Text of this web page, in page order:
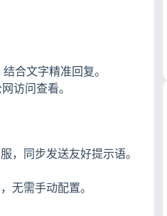
合文字精准回复。
访问查看。
，同步发送友好提示语。
无需手动配置。